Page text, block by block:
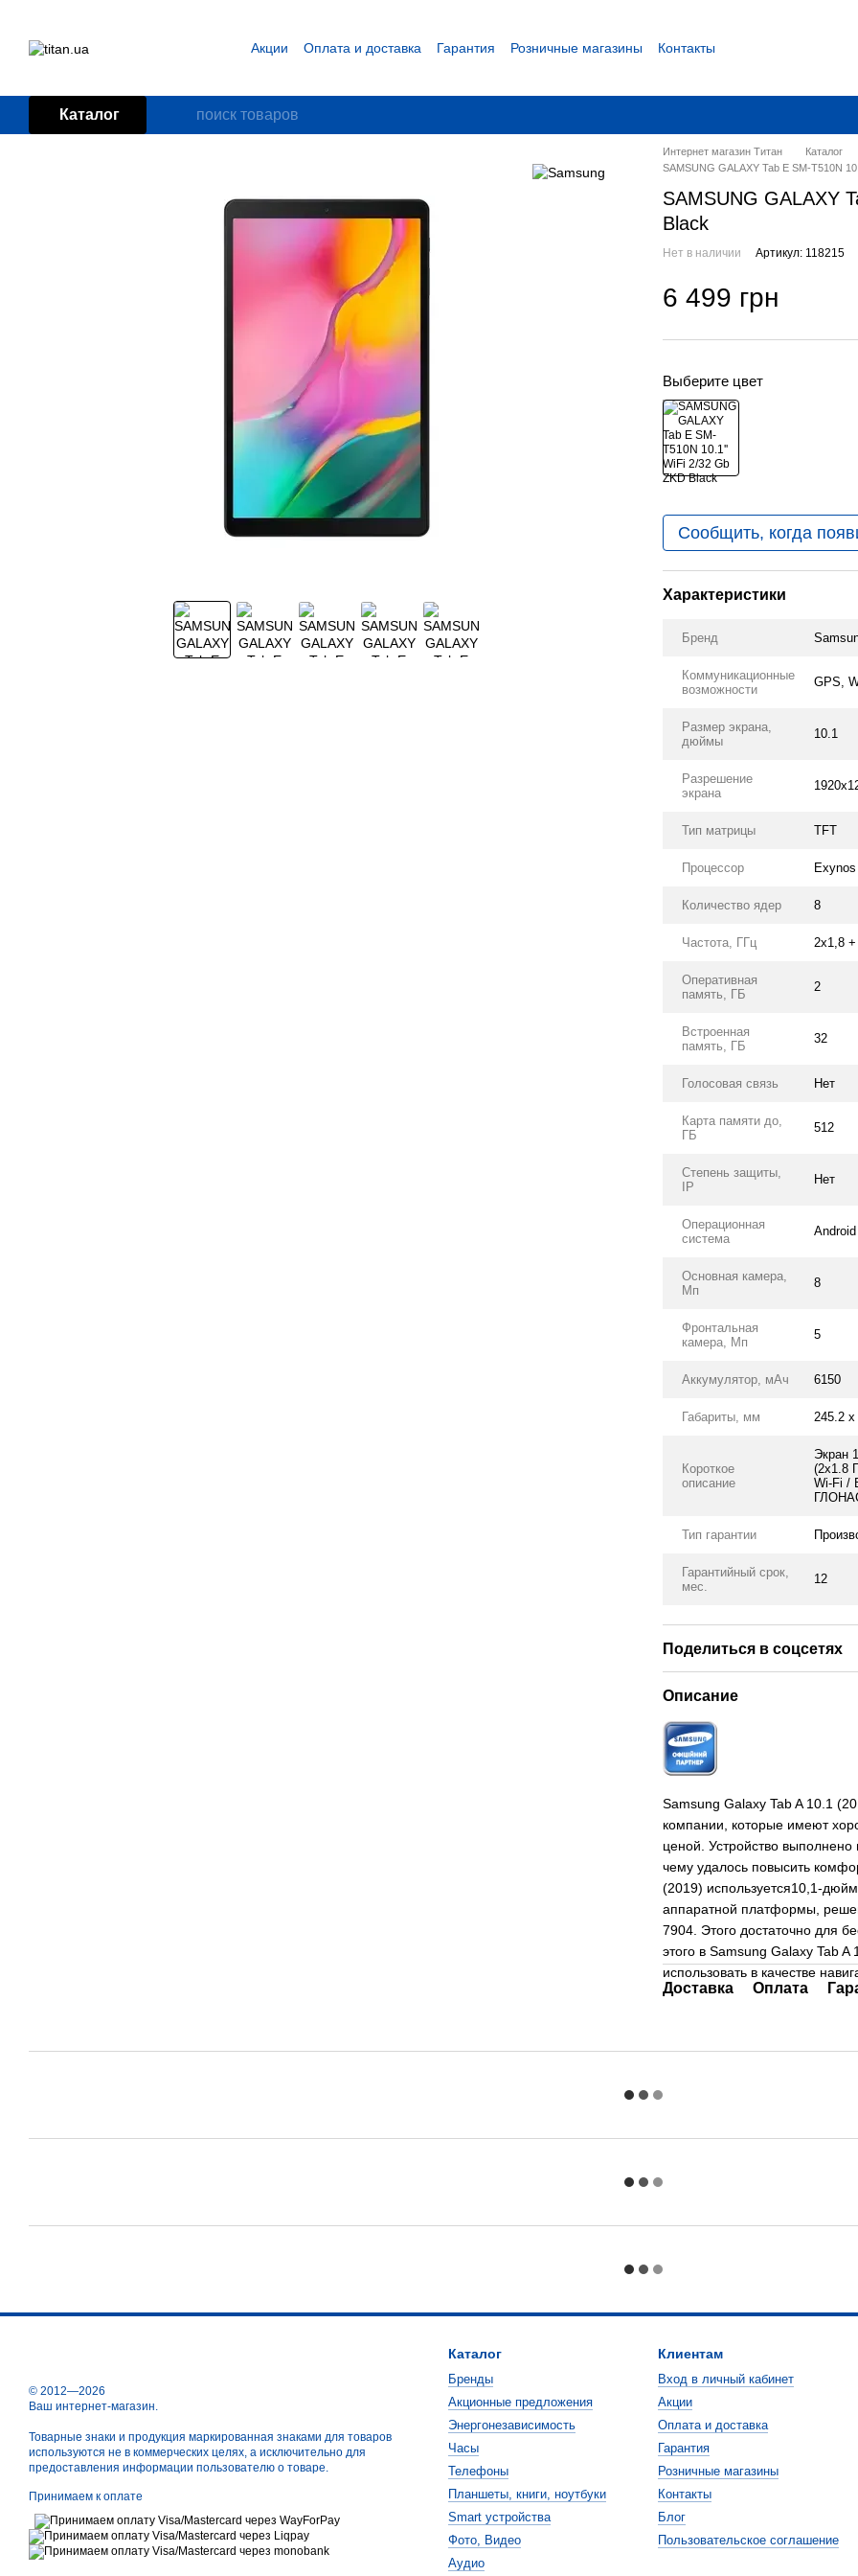
Акции Оплата и доставка Гарантия Розничные магазины
Контакты
Каталог
Интернет магазин Титан Каталог
SAMSUNG GALAXY Tab E SM-T510N
SAMSUNG GALAXY
Black
Нет в наличии Артикул: 118215
6 499 грн
Выберите цвет
Сообщить, когда
Характеристики
Бренд
Коммуникационные
возможности
GPS,
Размер экрана,
дюймы
10.1
Разрешение
экрана
Тип матрицы TFT
Процессор
Количество ядер 8
Частота, ГГц 2х1,8
Оперативная
память, ГБ
2
Встроенная
память, ГБ
32
Голосовая связь Нет
Карта памяти до,
ГБ
512
Степень защиты,
IP
Нет
Операционная
система
Основная камера,
Мп
8
Фронтальная
камера, Мп
5
Аккумулятор, мАч 6150
Габариты, мм 245.2
Короткое
описание
Экран
(2x1.8
Wi-Fi /
Тип гарантии
Гарантийный срок,
мес.
12
Поделиться в соцсетях
Описание
Samsung Galaxy Tab A 10.1
компании, которые имеют
ценой. Устройство
чему удалось повысить
(2019) используется10,1-
аппаратной платформы,
7904. Этого достаточно для
этого в Samsung Galaxy Tab
использовать в качестве
Доставка Оплата
© 2012—2026
Ваш интернет-магазин.
Товарные знаки и продукция маркированная знаками для товаров
используются не в коммерческих целях, а исключительно для
предоставления информации пользователю о товаре.
Принимаем к оплате
Каталог
Бренды
Акционные предложения
Энергонезависимость
Часы
Телефоны
Планшеты, книги, ноутбуки
Smart устройства
Фото, Видео
Аудио
Клиентам
Вход в личный кабинет
Акции
Оплата и доставка
Гарантия
Розничные магазины
Контакты
Блог
Пользовательское соглашение